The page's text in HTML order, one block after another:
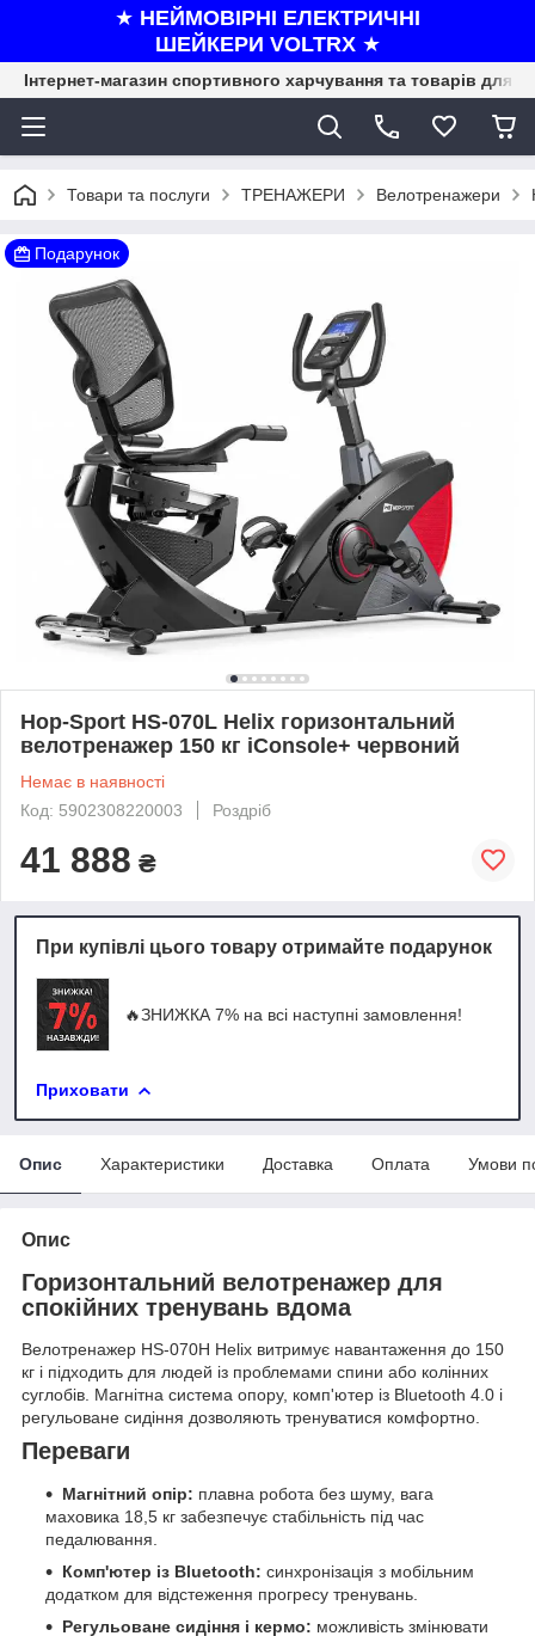
★ НЕЙМОВІРНІ ЕЛЕКТРИЧНІ
ШЕЙКЕРИ VOLTRX ★
Інтернет-магазин спортивного харчування та товарів для
Товари та послуги ТРЕНАЖЕРИ Велотренажери
Подарунок
Hop-Sport HS-070L Helix горизонтальний
велотренажер 150 кг iConsole+ червоний
Немає в наявності
Код: 5902308220003
Роздріб
41 888 ₴
При купівлі цього товару отримайте подарунок
🔥ЗНИЖКА 7% на всі наступні замовлення!
Приховати
Опис Характеристики Доставка Оплата Умови
Опис
Горизонтальний велотренажер для
спокійних тренувань вдома
Велотренажер HS-070H Helix витримує навантаження до 150
кг і підходить для людей із проблемами спини або колінних
суглобів. Магнітна система опору, комп'ютер із Bluetooth 4.0 і
регульоване сидіння дозволяють тренуватися комфортно.
Переваги
Магнітний опір: плавна робота без шуму, вага
маховика 18,5 кг забезпечує стабільність під час
педалювання.
Комп'ютер із Bluetooth: синхронізація з мобільним
додатком для відстеження прогресу тренувань.
Регульоване сидіння і кермо: можливість змінювати